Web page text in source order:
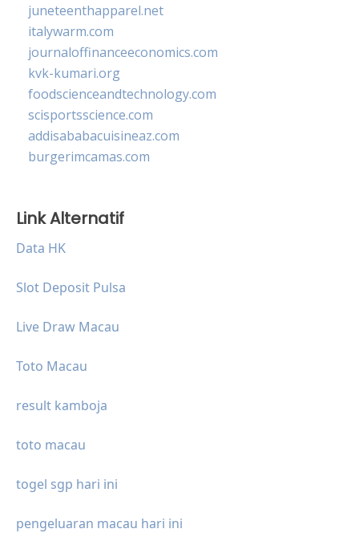
juneteenthapparel.net
italywarm.com
journaloffinanceeconomics.com
kvk-kumari.org
foodscienceandtechnology.com
scisportsscience.com
addisababacuisineaz.com
burgerimcamas.com
Link Alternatif
Data HK
Slot Deposit Pulsa
Live Draw Macau
Toto Macau
result kamboja
toto macau
togel sgp hari ini
pengeluaran macau hari ini